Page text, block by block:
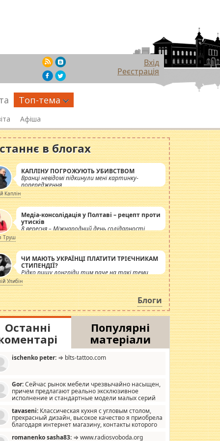
Вхід
Реєстрація
Топ-тема
Афіша
в блогах
КАПЛІНУ ПОГРОЖУЮТЬ УБИВСТВОМ
Вранці невідомі підкинули мені картинку-
попередження
Каплін
Медіа-консолідація у Полтаві – рецепт проти
утисків
8 вересня – Міжнародний день солідарності
журналістів.
Труш
ЧИ МАЮТЬ УКРАЇНЦІ ПЛАТИТИ ТРІЄЧНИКАМ
СТИПЕНДІЇ?
Рідко пишу лонгріди тим паче на такі теми,
але вже просто дістало! Обурюють сьогоднішні
інсенуації навколо стипендіального питання.
Штучно роздувається ще одна соціальна
катастрофа.
Улибін
Блоги
Останні
Популярні
матеріали
ischenko peter: ⇒ blts-tattoo.com
Gor:Сейчас рынок мебели чрезвычайно насыщен,
причем предлагают реально эксклюзивное
исполнение и стандартные модели малых серий
мало походит на стандартные формы, в MebelOk,
и что главное - со вкусом все в порядке,
ненужных наворотов удорожающих мебель, а это не
tavaseni: Классическая кухня с угловым столом,
прекрасный дизайн, высокое качество я приобрела
благодаря интернет магазину, контакты которого
romanenko sasha83: ⇒ www.radiosvoboda.org